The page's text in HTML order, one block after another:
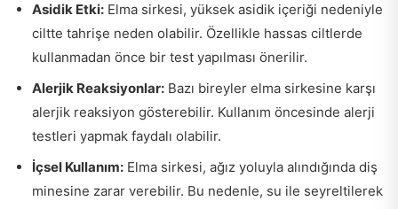
Asidik Etki: Elma sirkesi, yüksek asidik içeriği nedeniyle
ciltte tahrişe neden olabilir. Özellikle hassas ciltlerde
kullanmadan önce bir test yapılması önerilir.
Alerjik Reaksiyonlar: Bazı bireyler elma sirkesine karşı
alerjik reaksiyon gösterebilir. Kullanım öncesinde alerji
testleri yapmak faydalı olabilir.
İçsel Kullanım: Elma sirkesi, ağız yoluyla alındığında diş
minesine zarar verebilir. Bu nedenle, su ile seyreltilerek